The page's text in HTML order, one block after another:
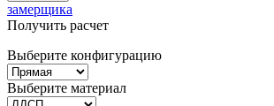
замерщика
Получить расчет
Выберите конфигурацию
Выберите материал